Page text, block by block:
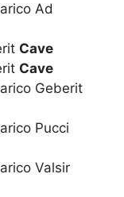
Ad
Cave
Cave
Geberit
Pucci
Valsir